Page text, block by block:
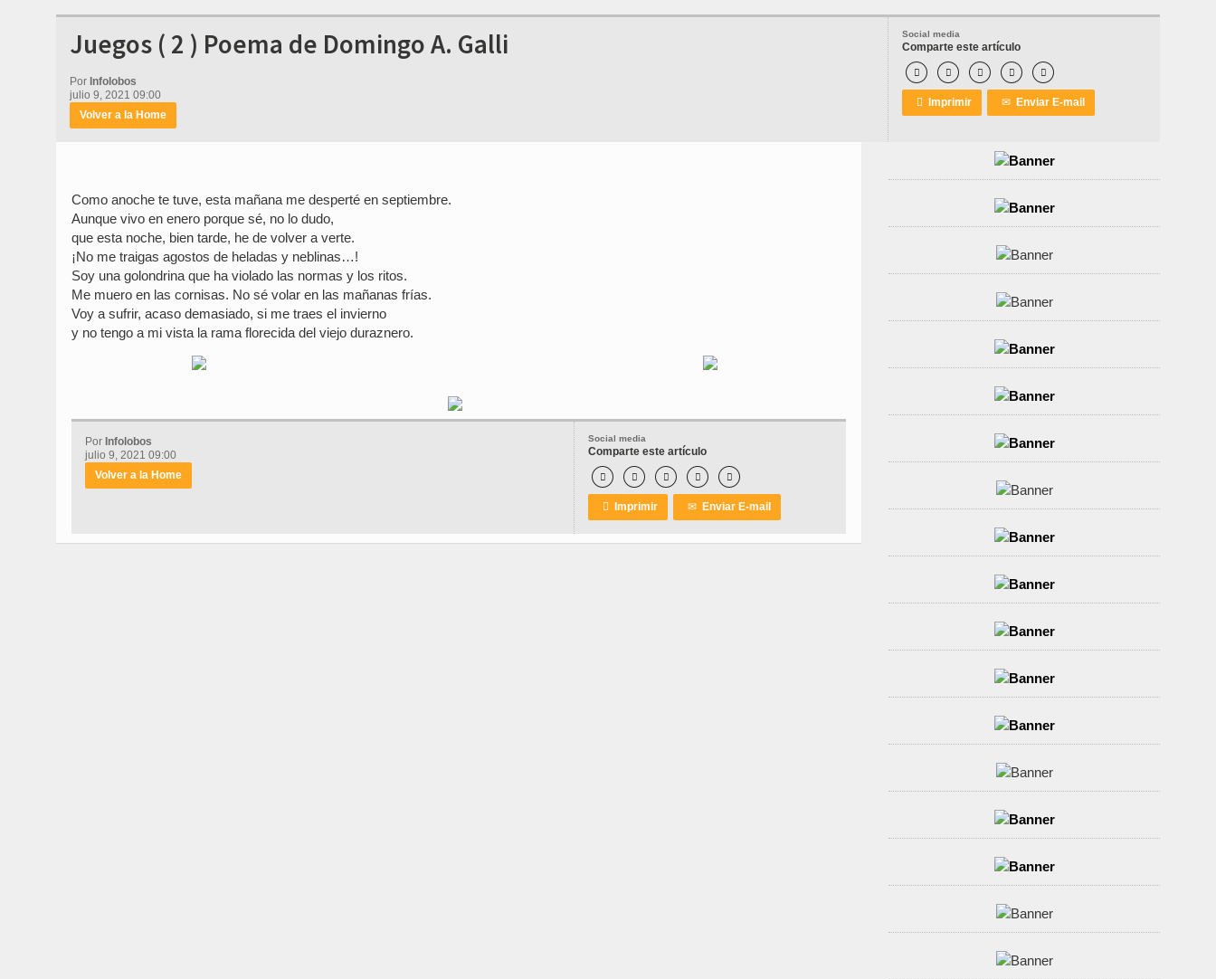
Social media
Comparte este artículo
    
 Imprimir ✉ Enviar E-mail
Juegos ( 2 ) Poema de Domingo A. Galli
Por Infolobos
julio 9, 2021 09:00
Volver a la Home
Como anoche te tuve, esta mañana me desperté en septiembre.
Aunque vivo en enero porque sé, no lo dudo,
que esta noche, bien tarde, he de volver a verte.
¡No me traigas agostos de heladas y neblinas…!
Soy una golondrina que ha violado las normas y los ritos.
Me muero en las cornisas. No sé volar en las mañanas frías.
Voy a sufrir, acaso demasiado, si me traes el invierno
y no tengo a mi vista la rama florecida del viejo duraznero.
Social media
Comparte este artículo
    
 Imprimir ✉ Enviar E-mail
Por Infolobos
julio 9, 2021 09:00
Volver a la Home